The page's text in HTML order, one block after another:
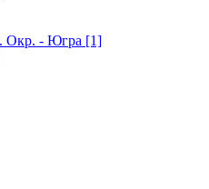
Окр. - Югра [1]